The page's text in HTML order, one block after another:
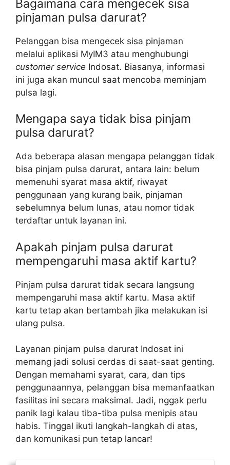
Bagaimana cara mengecek sisa
pinjaman pulsa darurat?
Pelanggan bisa mengecek sisa pinjaman
melalui aplikasi MyIM3 atau menghubungi
customer service Indosat. Biasanya, informasi
ini juga akan muncul saat mencoba meminjam
pulsa lagi.
Mengapa saya tidak bisa pinjam
pulsa darurat?
Ada beberapa alasan mengapa pelanggan tidak
bisa pinjam pulsa darurat, antara lain: belum
memenuhi syarat masa aktif, riwayat
penggunaan yang kurang baik, pinjaman
sebelumnya belum lunas, atau nomor tidak
terdaftar untuk layanan ini.
Apakah pinjam pulsa darurat
mempengaruhi masa aktif kartu?
Pinjam pulsa darurat tidak secara langsung
mempengaruhi masa aktif kartu. Masa aktif
kartu tetap akan bertambah jika melakukan isi
ulang pulsa.
Layanan pinjam pulsa darurat Indosat ini
memang jadi solusi cerdas di saat-saat genting.
Dengan memahami syarat, cara, dan tips
penggunaannya, pelanggan bisa memanfaatkan
fasilitas ini secara maksimal. Jadi, nggak perlu
panik lagi kalau tiba-tiba pulsa menipis atau
habis. Tinggal ikuti langkah-langkah di atas,
dan komunikasi pun tetap lancar!